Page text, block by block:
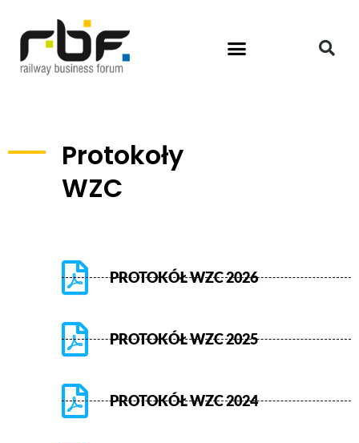
Protokoły
WZC
PROTOKÓŁ WZC 2026
PROTOKÓŁ WZC 2025
PROTOKÓŁ WZC 2024